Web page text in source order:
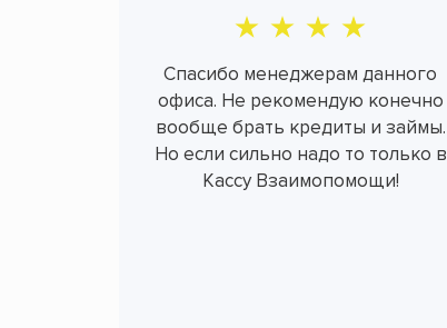
Спасибо менеджерам данного
офиса. Не рекомендую конечно
вообще брать кредиты и займы.
Но если сильно надо то только в
Кассу Взаимопомощи!